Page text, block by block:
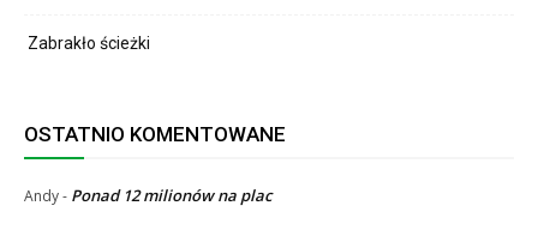
Zabrakło ścieżki
OSTATNIO KOMENTOWANE
Andy- Ponad 12 milionów na plac